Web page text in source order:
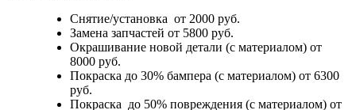
Снятие/установка от 2000 руб.
Замена запчастей от 5800 руб.
Окрашивание новой детали (с материалом) от
8000 руб.
Покраска до 30% бампера (с материалом) от 6300
руб.
Покраска до 50% повреждения (с материалом) от